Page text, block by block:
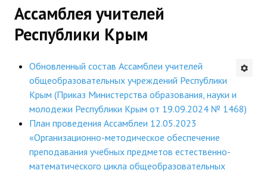
"Боевая" русистика
АНОНСЫ
ИНСТИТУТ
Противодействие коррупции
В ПОМОЩЬ УЧИТЕЛЮ
Ассамблея учителей
Республики Крым
Обновленный состав Ассамблеи учителей
общеобразовательных учреждений Республики
Крым (Приказ Министерства образования, науки и
молодежи Республики Крым от 19.09.2024 № 1468)
План проведения Ассамблеи 12.05.2023
«Организационно-методическое обеспечение
преподавания учебных предметов естественно-
математического цикла общеобразовательных